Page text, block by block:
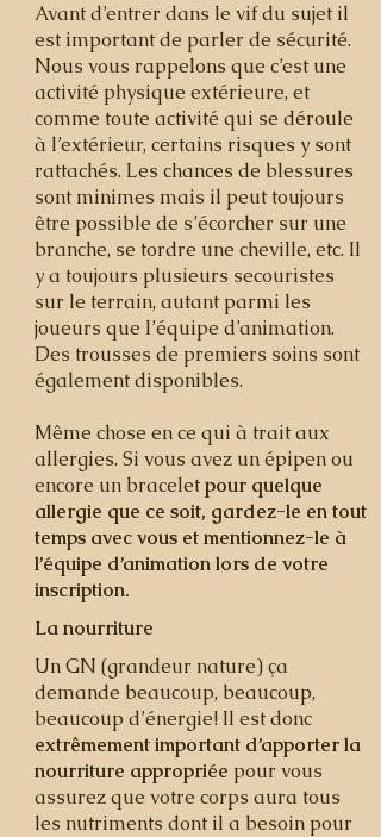
Avant d’entrer dans le vif du sujet il
est important de parler de sécurité.
Nous vous rappelons que c’est une
activité physique extérieure, et
comme toute activité qui se déroule
à l’extérieur, certains risques y sont
rattachés. Les chances de blessures
sont minimes mais il peut toujours
être possible de s’écorcher sur une
branche, se tordre une cheville, etc. Il
y a toujours plusieurs secouristes
sur le terrain, autant parmi les
joueurs que l’équipe d’animation.
Des trousses de premiers soins sont
également disponibles.
Même chose en ce qui à trait aux
allergies. Si vous avez un épipen ou
encore un braceletpour quelque
allergie que ce soit, gardez-le en tout
temps avec vous et mentionnez-le à
l’équipe d’animation lors de votre
inscription.
La nourriture
Un GN (grandeur nature) ça
demande beaucoup, beaucoup,
beaucoup d’énergie! Il est donc
extrêmement important d’apporter la
nourriture appropriée pour vous
assurez que votre corps aura tous
les nutriments dont il a besoin pour